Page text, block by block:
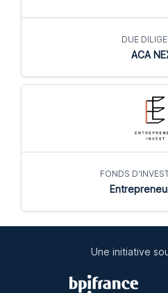
DUE
ACA
FONDS
Une initiative